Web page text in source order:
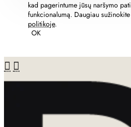
kad pagerintume jūsų naršymo
funkcionalumą. Daugiau
politikoje.
OK